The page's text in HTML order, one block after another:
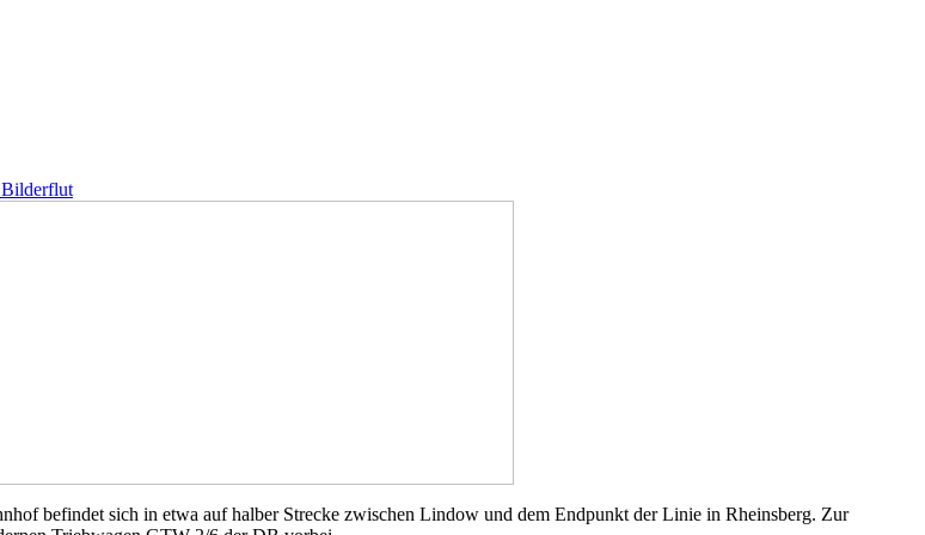
Bilderflut
befindet sich in etwa auf halber Strecke zwischen Lindow und dem Endpunkt der Linie in Rheinsberg. Zur